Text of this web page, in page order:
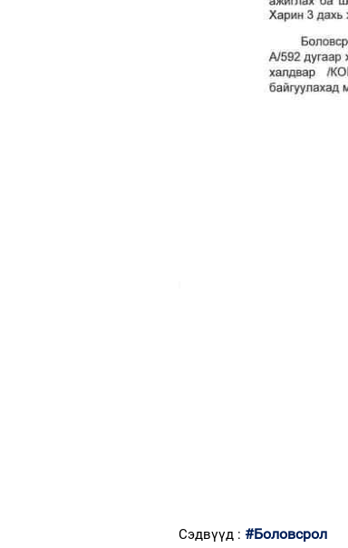
Сэдвүүд : #Боловсрол